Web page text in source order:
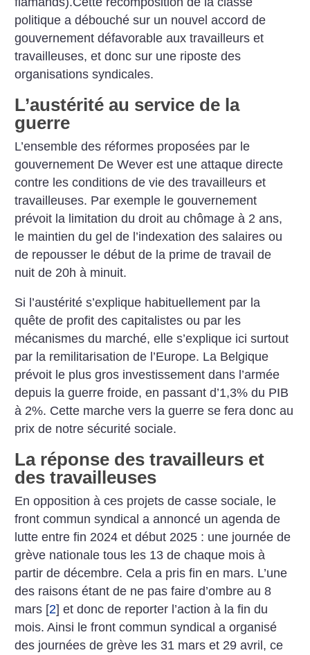
politique a débouché sur un nouvel accord de
gouvernement défavorable aux travailleurs et
travailleuses, et donc sur une riposte des
organisations syndicales.
L’austérité au service de la
guerre
L’ensemble des réformes proposées par le
gouvernement De Wever est une attaque directe
contre les conditions de vie des travailleurs et
travailleuses. Par exemple le gouvernement
prévoit la limitation du droit au chômage à 2 ans,
le maintien du gel de l’indexation des salaires ou
de repousser le début de la prime de travail de
nuit de 20h à minuit.
Si l’austérité s’explique habituellement par la
quête de profit des capitalistes ou par les
mécanismes du marché, elle s’explique ici surtout
par la remilitarisation de l’Europe. La Belgique
prévoit le plus gros investissement dans l’armée
depuis la guerre froide, en passant d’1,3% du PIB
à 2%. Cette marche vers la guerre se fera donc au
prix de notre sécurité sociale.
La réponse des travailleurs et
des travailleuses
En opposition à ces projets de casse sociale, le
front commun syndical a annoncé un agenda de
lutte entre fin 2024 et début 2025 : une journée de
grève nationale tous les 13 de chaque mois à
partir de décembre. Cela a pris fin en mars. L’une
des raisons étant de ne pas faire d’ombre au 8
mars [2] et donc de reporter l’action à la fin du
mois. Ainsi le front commun syndical a organisé
des journées de grève les 31 mars et 29 avril, ce